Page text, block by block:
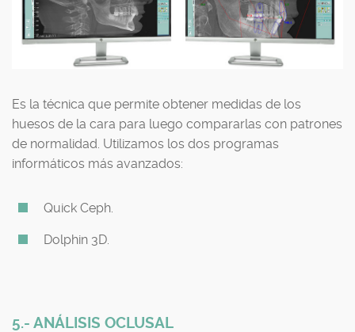
Es la técnica que permite obtener medidas de los
huesos de la cara para luego compararlas con patrones
de normalidad. Utilizamos los dos programas
informáticos más avanzados:
Quick Ceph.
Dolphin 3D.
5.- ANÁLISIS OCLUSAL